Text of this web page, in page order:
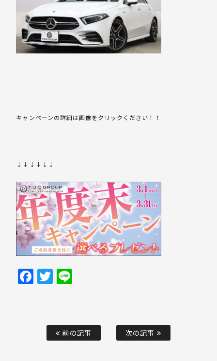
キャンペーンの詳細は画像をクリックください！！
↓↓↓↓↓↓
Facebook
Twitter
前の記事 次の記事